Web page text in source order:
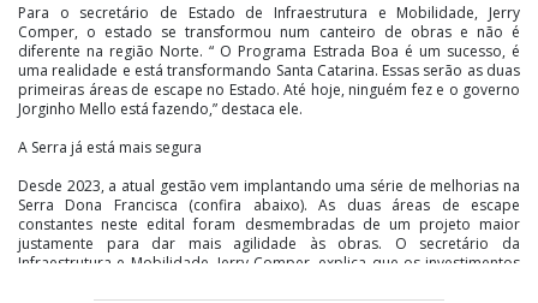
Para o secretário de Estado de Infraestrutura e Mobilidade, Jerry
Comper, o estado se transformou num canteiro de obras e não é
diferente na região Norte. “ O Programa Estrada Boa é um sucesso, é
uma realidade e está transformando Santa Catarina. Essas serão as duas
primeiras áreas de escape no Estado. Até hoje, ninguém fez e o governo
Jorginho Mello está fazendo,” destaca ele.
A Serra já está mais segura
Desde 2023, a atual gestão vem implantando uma série de melhorias na
Serra Dona Francisca (confira abaixo). As duas áreas de escape
constantes neste edital foram desmembradas de um projeto maior
justamente para dar mais agilidade às obras. O secretário da
Infraestrutura e Mobilidade, Jerry Comper, explica que os investimentos